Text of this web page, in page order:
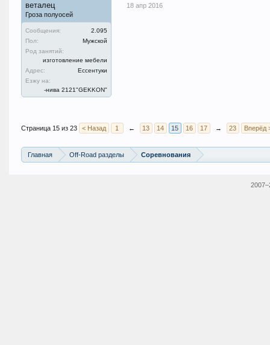
веталец
Гроза полуосей
Сообщения:
2.095
Пол:
Мужской
Род занятий:
изготовление мебели
Адрес:
Ессентуки
Езжу на:
-нива 2121"GEKKON"
18 апр 2016
Страница 15 из 23 < Назад 1 ← 13 14 15 16 17 → 23 Вперёд
Главная Off-Road разделы Соревнования
2007–